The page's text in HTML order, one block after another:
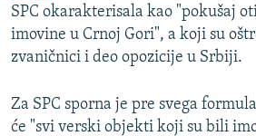
SPC okarakterisala kao "pokušaj
imovine u Crnoj Gori", a koji su
zvaničnici i deo opozicije u Srbiji.
Za SPC sporna je pre svega
će "svi verski objekti koji su bili